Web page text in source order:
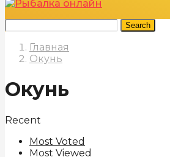
Search
Главная
Окунь
Окунь
Recent
Most Voted
Most Viewed